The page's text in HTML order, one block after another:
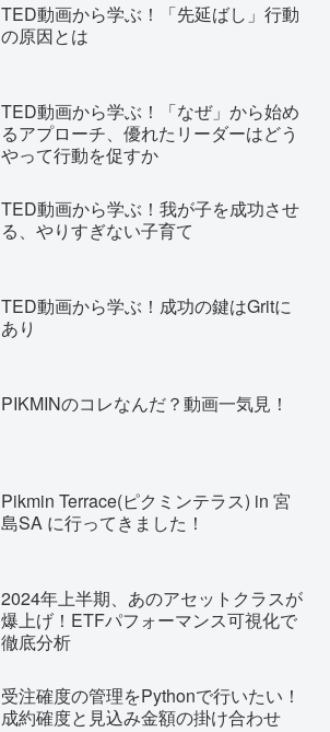
TED動画から学ぶ！「先延ばし」行動
の原因とは
TED動画から学ぶ！「なぜ」から始め
るアプローチ、優れたリーダーはどう
やって行動を促すか
TED動画から学ぶ！我が子を成功させ
る、やりすぎない子育て
TED動画から学ぶ！成功の鍵はGritに
あり
PIKMINのコレなんだ？動画一気見！
Pikmin Terrace(ピクミンテラス) in 宮
島SA に行ってきました！
2024年上半期、あのアセットクラスが
爆上げ！ETFパフォーマンス可視化で
徹底分析
受注確度の管理をPythonで行いたい！
成約確度と見込み金額の掛け合わせ